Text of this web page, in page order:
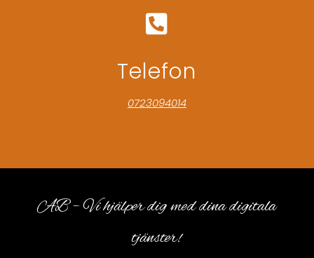

Telefon
0723094014
AB – Vi hjälper dig med dina digitala
tjänster!